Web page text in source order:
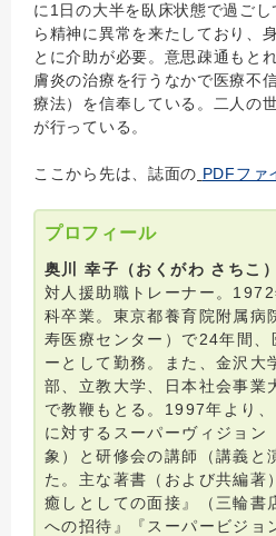
に1日の大半を臥床状態で過ご
ら精神に異常を来たしており、
とに介助が必要。意思疎通もと
膚炎の治療を行うなかで医療不
療法）を信奉している。二人の
が行っている。
ここから先は、誌面の PDFファ
プロフィール
奥川 幸子（おくがわ さちこ）
対人援助職トレーナー。
科卒業。東京都養育院附属病
寿医療センター）で24年間、
ーとして勤務。また、金沢大
部、立教大学、日本社会事業
で教鞭もとる。1997年より
に対するスーパーヴィジョン
象）と研修会の講師（講義と
た。主な著書（および共編著
癒しとしての面接』（三輪書
への招待』『スーパービジョ